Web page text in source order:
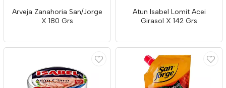
Arveja Zanahoria San/Jorge
X 180 Grs
Atun Isabel Lomit Acei
Girasol X 142 Grs